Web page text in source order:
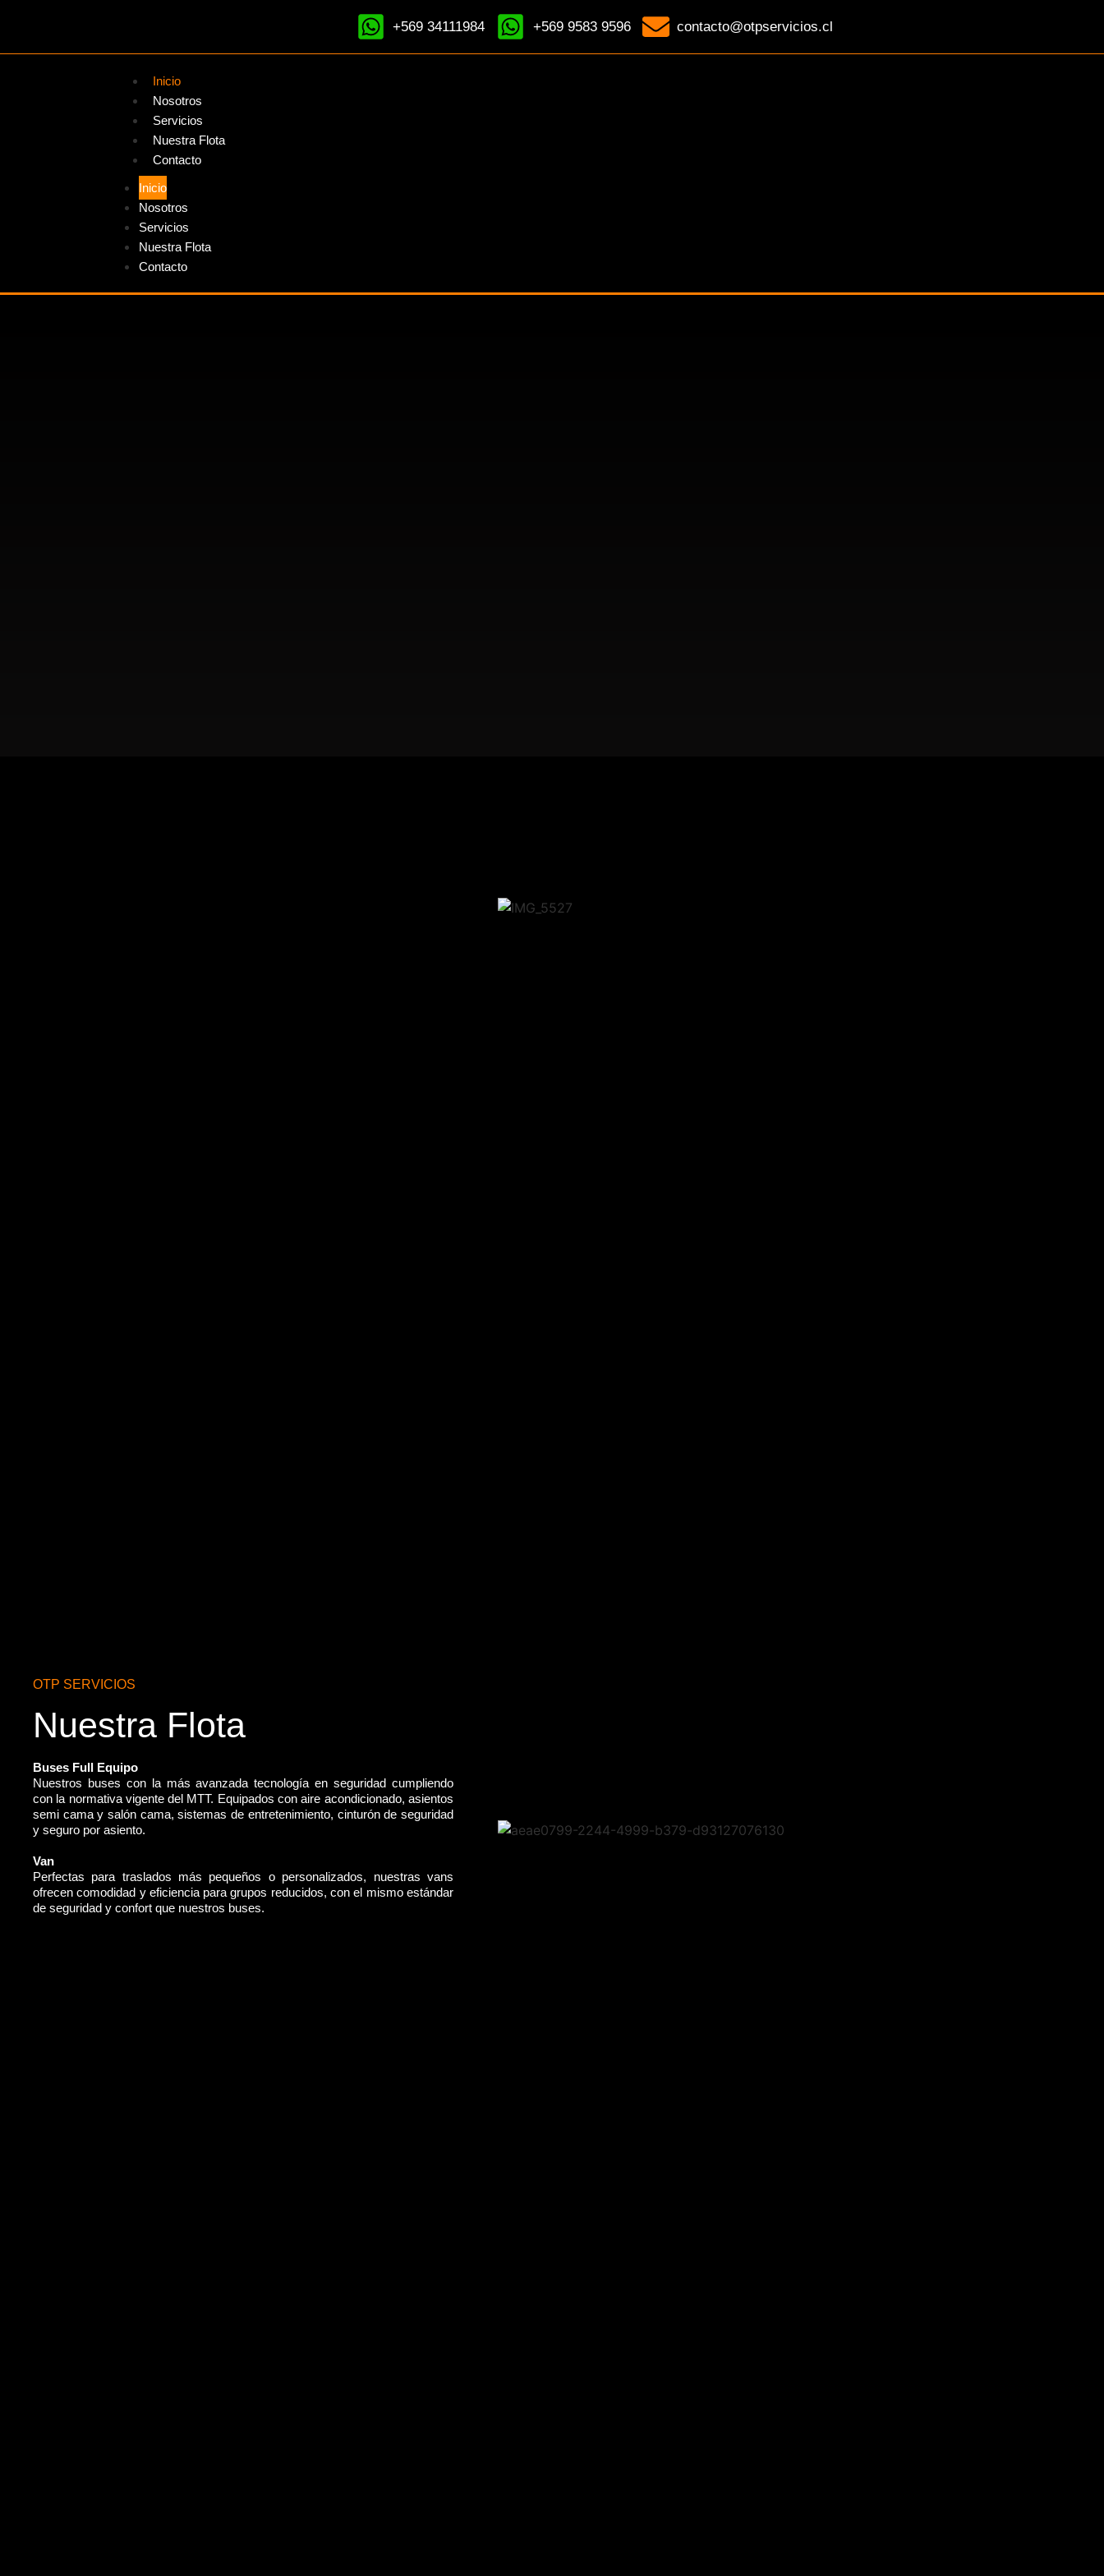
+569 34111984 +569 9583 9596 contacto@otpservicios.cl
Inicio
Nosotros
Servicios
Nuestra Flota
Contacto
Inicio
Nosotros
Servicios
Nuestra Flota
Contacto
OTP SERVICIOS
Nuestra Flota
Buses Full Equipo
Nuestros buses con la más avanzada tecnología en seguridad cumpliendo
con la normativa vigente del MTT. Equipados con aire acondicionado, asientos
semi cama y salón cama, sistemas de entretenimiento, cinturón de seguridad
y seguro por asiento.
Van
Perfectas para traslados más pequeños o personalizados, nuestras vans
ofrecen comodidad y eficiencia para grupos reducidos, con el mismo estándar
de seguridad y confort que nuestros buses.